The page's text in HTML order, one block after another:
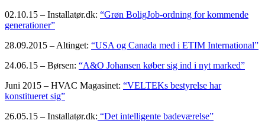
02.10.15 – Installatør.dk: “Grøn BoligJob-ordning for kommende
generationer”
28.09.2015 – Altinget: “USA og Canada med i ETIM International”
24.06.15 – Børsen: “A&O Johansen køber sig ind i nyt marked”
Juni 2015 – HVAC Magasinet: “VELTEKs bestyrelse har
konstitueret sig”
26.05.15 – Installatør.dk: “Det intelligente badeværelse”